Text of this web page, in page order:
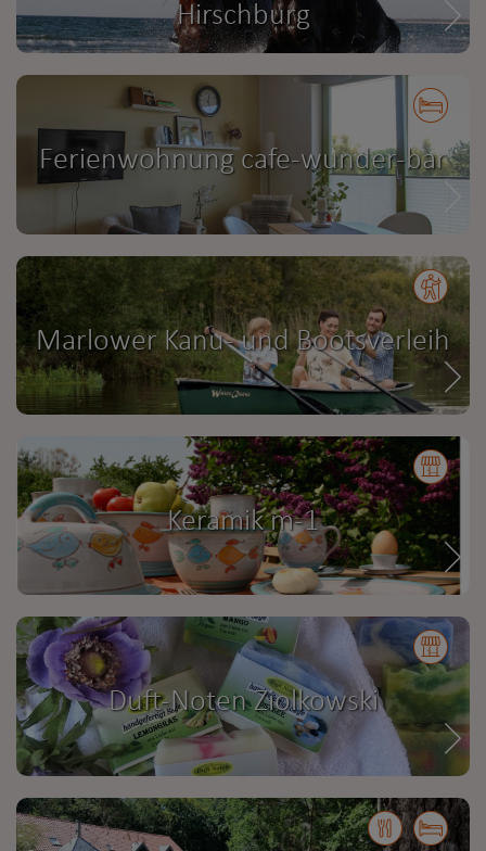
Hirschburg
Ferienwohnung cafe-wunder-bar
Marlower Kanu- und Bootsverleih
Keramik m-1
Duft-Noten Ziolkowski